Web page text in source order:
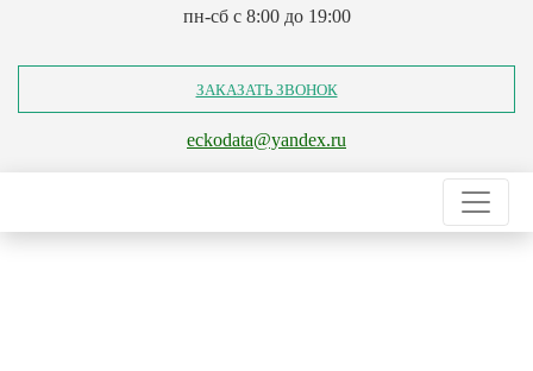
пн-сб с 8:00 до 19:00
ЗАКАЗАТЬ ЗВОНОК
eckodata@yandex.ru